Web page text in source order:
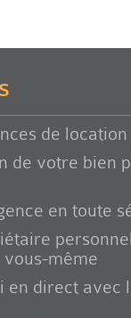
de
de votre bien
en toute
même
en direct avec